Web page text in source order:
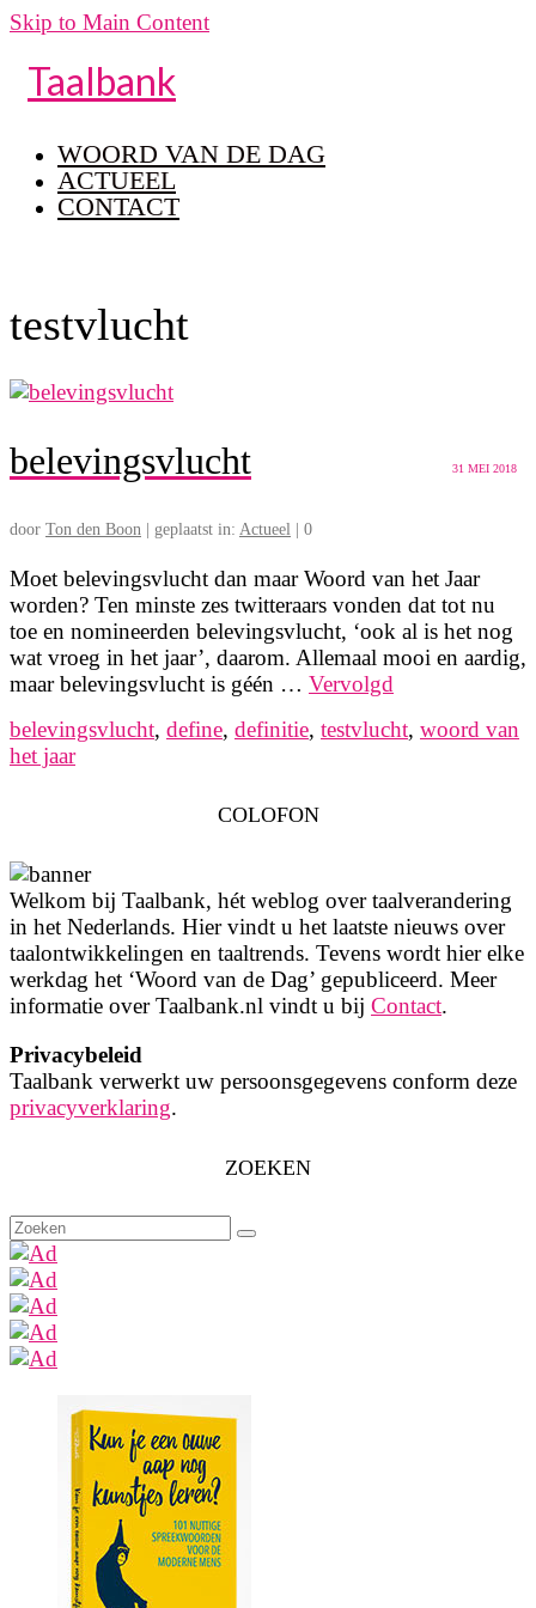
Skip to Main Content
Taalbank
WOORD VAN DE DAG
ACTUEEL
CONTACT
testvlucht
31 MEI 2018
belevingsvlucht
door Ton den Boon geplaatst in: Actueel 0
Moet belevingsvlucht dan maar Woord van het Jaar
worden? Ten minste zes twitteraars vonden dat tot nu
toe en nomineerden belevingsvlucht, ‘ook al is het nog
wat vroeg in het jaar’, daarom. Allemaal mooi en aardig,
maar belevingsvlucht is géén … Vervolgd
belevingsvlucht, define, definitie, testvlucht, woord van
het jaar
COLOFON
Welkom bij Taalbank, hét weblog over taalverandering
in het Nederlands. Hier vindt u het laatste nieuws over
taalontwikkelingen en taaltrends. Tevens wordt hier elke
werkdag het ‘Woord van de Dag’ gepubliceerd. Meer
informatie over Taalbank.nl vindt u bij Contact.
Privacybeleid
Taalbank verwerkt uw persoonsgegevens conform deze
privacyverklaring.
ZOEKEN
Zoeken
naar: